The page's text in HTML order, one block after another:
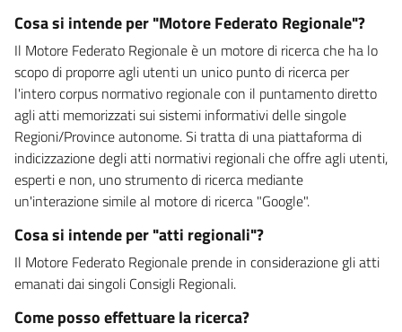
Cosa si intende per "Motore Federato Regionale"?
Il Motore Federato Regionale è un motore di ricerca che ha lo
scopo di proporre agli utenti un unico punto di ricerca per
l'intero corpus normativo regionale con il puntamento diretto
agli atti memorizzati sui sistemi informativi delle singole
Regioni/Province autonome. Si tratta di una piattaforma di
indicizzazione degli atti normativi regionali che offre agli utenti,
esperti e non, uno strumento di ricerca mediante
un'interazione simile al motore di ricerca "Google".
Cosa si intende per "atti regionali"?
Il Motore Federato Regionale prende in considerazione gli atti
emanati dai singoli Consigli Regionali.
Come posso effettuare la ricerca?